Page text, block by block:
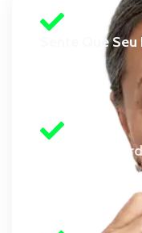
Sente Que
Sente Que